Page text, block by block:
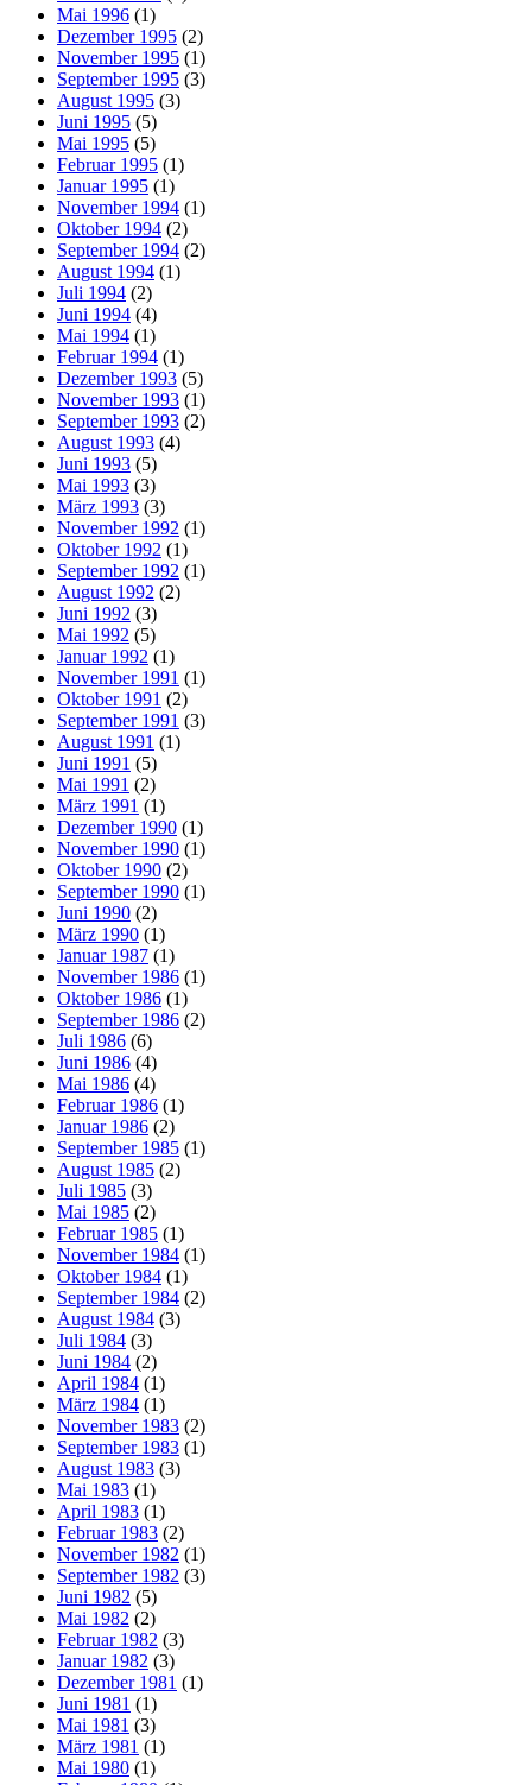
Mai 1996 (1)
Dezember 1995 (2)
November 1995 (1)
September 1995 (3)
August 1995 (3)
Juni 1995 (5)
Mai 1995 (5)
Februar 1995 (1)
Januar 1995 (1)
November 1994 (1)
Oktober 1994 (2)
September 1994 (2)
August 1994 (1)
Juli 1994 (2)
Juni 1994 (4)
Mai 1994 (1)
Februar 1994 (1)
Dezember 1993 (5)
November 1993 (1)
September 1993 (2)
August 1993 (4)
Juni 1993 (5)
Mai 1993 (3)
März 1993 (3)
November 1992 (1)
Oktober 1992 (1)
September 1992 (1)
August 1992 (2)
Juni 1992 (3)
Mai 1992 (5)
Januar 1992 (1)
November 1991 (1)
Oktober 1991 (2)
September 1991 (3)
August 1991 (1)
Juni 1991 (5)
Mai 1991 (2)
März 1991 (1)
Dezember 1990 (1)
November 1990 (1)
Oktober 1990 (2)
September 1990 (1)
Juni 1990 (2)
März 1990 (1)
Januar 1987 (1)
November 1986 (1)
Oktober 1986 (1)
September 1986 (2)
Juli 1986 (6)
Juni 1986 (4)
Mai 1986 (4)
Februar 1986 (1)
Januar 1986 (2)
September 1985 (1)
August 1985 (2)
Juli 1985 (3)
Mai 1985 (2)
Februar 1985 (1)
November 1984 (1)
Oktober 1984 (1)
September 1984 (2)
August 1984 (3)
Juli 1984 (3)
Juni 1984 (2)
April 1984 (1)
März 1984 (1)
November 1983 (2)
September 1983 (1)
August 1983 (3)
Mai 1983 (1)
April 1983 (1)
Februar 1983 (2)
November 1982 (1)
September 1982 (3)
Juni 1982 (5)
Mai 1982 (2)
Februar 1982 (3)
Januar 1982 (3)
Dezember 1981 (1)
Juni 1981 (1)
Mai 1981 (3)
März 1981 (1)
Mai 1980 (1)